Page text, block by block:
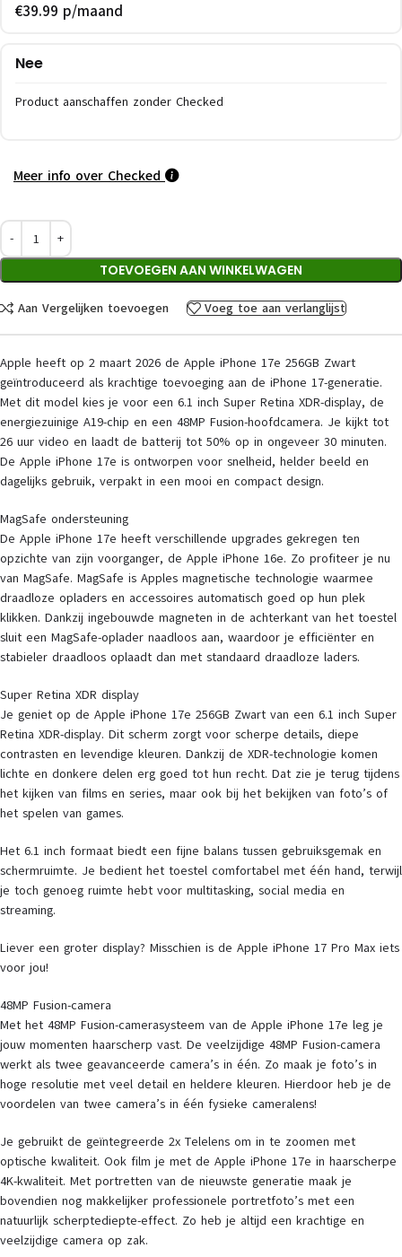
€39.99 p/maand
Nee
Product aanschaffen zonder Checked
Meer info over Checked
TOEVOEGEN AAN WINKELWAGEN
Aan Vergelijken toevoegen Voeg toe aan verlanglijst
Apple heeft op 2 maart 2026 de Apple iPhone 17e 256GB Zwart
geïntroduceerd als krachtige toevoeging aan de iPhone 17-generatie.
Met dit model kies je voor een 6.1 inch Super Retina XDR-display, de
energiezuinige A19-chip en een 48MP Fusion-hoofdcamera. Je kijkt tot
26 uur video en laadt de batterij tot 50% op in ongeveer 30 minuten.
De Apple iPhone 17e is ontworpen voor snelheid, helder beeld en
dagelijks gebruik, verpakt in een mooi en compact design.
MagSafe ondersteuning
De Apple iPhone 17e heeft verschillende upgrades gekregen ten
opzichte van zijn voorganger, de Apple iPhone 16e. Zo profiteer je nu
van MagSafe. MagSafe is Apples magnetische technologie waarmee
draadloze opladers en accessoires automatisch goed op hun plek
klikken. Dankzij ingebouwde magneten in de achterkant van het toestel
sluit een MagSafe-oplader naadloos aan, waardoor je efficiënter en
stabieler draadloos oplaadt dan met standaard draadloze laders.
Super Retina XDR display
Je geniet op de Apple iPhone 17e 256GB Zwart van een 6.1 inch Super
Retina XDR-display. Dit scherm zorgt voor scherpe details, diepe
contrasten en levendige kleuren. Dankzij de XDR-technologie komen
lichte en donkere delen erg goed tot hun recht. Dat zie je terug tijdens
het kijken van films en series, maar ook bij het bekijken van foto’s of
het spelen van games.
Het 6.1 inch formaat biedt een fijne balans tussen gebruiksgemak en
schermruimte. Je bedient het toestel comfortabel met één hand, terwijl
je toch genoeg ruimte hebt voor multitasking, social media en
streaming.
Liever een groter display? Misschien is de Apple iPhone 17 Pro Max iets
voor jou!
48MP Fusion-camera
Met het 48MP Fusion-camerasysteem van de Apple iPhone 17e leg je
jouw momenten haarscherp vast. De veelzijdige 48MP Fusion-camera
werkt als twee geavanceerde camera’s in één. Zo maak je foto’s in
hoge resolutie met veel detail en heldere kleuren. Hierdoor heb je de
voordelen van twee camera’s in één fysieke cameralens!
Je gebruikt de geïntegreerde 2x Telelens om in te zoomen met
optische kwaliteit. Ook film je met de Apple iPhone 17e in haarscherpe
4K-kwaliteit. Met portretten van de nieuwste generatie maak je
bovendien nog makkelijker professionele portretfoto’s met een
natuurlijk scherptediepte-effect. Zo heb je altijd een krachtige en
veelzijdige camera op zak.